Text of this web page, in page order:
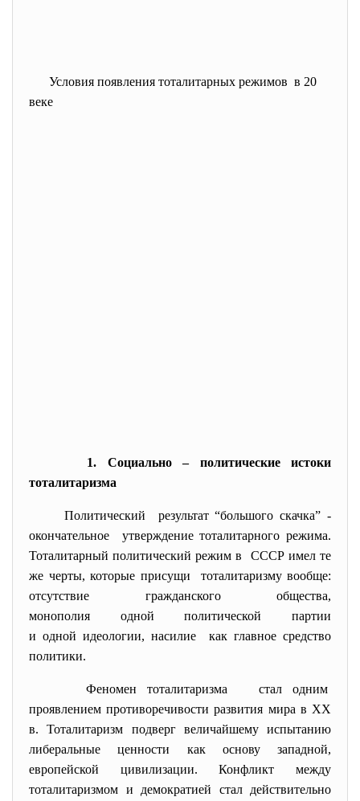
Условия появления тоталитарных режимов в 20
веке
1. Социально – политические истоки
тоталитаризма
Политический результат “большого скачка” -
окончательное утверждение тоталитарного режима.
Тоталитарный политический режим в СССР имел те
же черты, которые присущи тоталитаризму вообще:
отсутствие гражданского общества,
монополия одной политической партии
и одной идеологии, насилие как главное средство
политики.
Феномен тоталитаризма стал одним
проявлением противоречивости развития мира в XX
в. Тоталитаризм подверг величайшему испытанию
либеральные ценности как основу западной,
европейской цивилизации. Конфликт между
тоталитаризмом и демократией стал действительно